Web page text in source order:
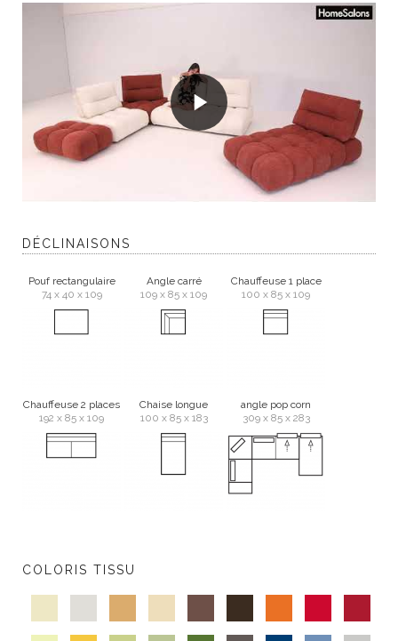
DÉCLINAISONS
Pouf rectangulaire
74 x 40 x 109
Angle carré
109 x 85 x 109
Chauffeuse 1 place
100 x 85 x 109
Chauffeuse 2 places
192 x 85 x 109
Chaise longue
100 x 85 x 183
angle pop corn
309 x 85 x 283
COLORIS TISSU